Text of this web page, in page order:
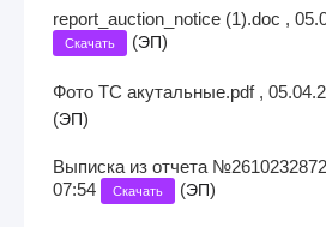
report_auction_notice (1).doc ,
Скачать (ЭП)
Фото ТС акутальные.pdf ,
(ЭП)
Выписка из отчета
07:54
Скачать (ЭП)